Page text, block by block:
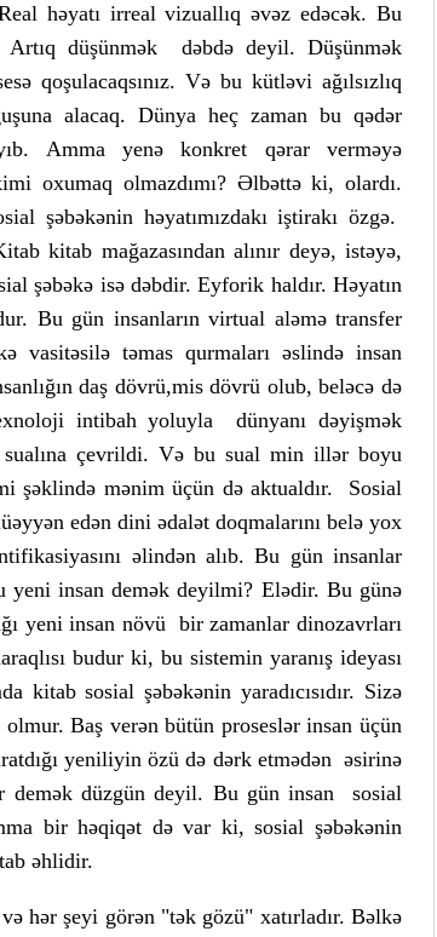
həyatı irreal vizuallıq əvəz edəcək. Bu
Artıq düşünmək dəbdə deyil. Düşünmək
qoşulacaqsınız. Və bu kütləvi ağılsızlıq
alacaq. Dünya heç zaman bu qədər
Amma yenə konkret qərar verməyə
oxumaq olmazdımı? Əlbəttə ki, olardı.
şəbəkənin həyatımızdakı iştirakı özgə.
kitab mağazasından alınır deyə, istəyə,
şəbəkə isə dəbdir. Eyforik haldır. Həyatın
Bu gün insanların virtual aləmə transfer
vasitəsilə təmas qurmaları əslində insan
daş dövrü,mis dövrü olub, beləcə də
intibah yoluyla dünyanı dəyişmək
çevrildi. Və bu sual min illər boyu
şəklində mənim üçün də aktualdır. Sosial
edən dini ədalət doqmalarını belə yox
əlindən alıb. Bu gün insanlar
yeni insan demək deyilmi? Elədir. Bu günə
yeni insan növü bir zamanlar dinozavrları
budur ki, bu sistemin yaranış ideyası
sosial şəbəkənin yaradıcısıdır. Sizə
Baş verən bütün proseslər insan üçün
yeniliyin özü də dərk etmədən əsirinə
demək düzgün deyil. Bu gün insan sosial
bir həqiqət də var ki, sosial şəbəkənin
əhlidir.
hər şeyi görən "tək gözü" xatırladır. Bəlkə